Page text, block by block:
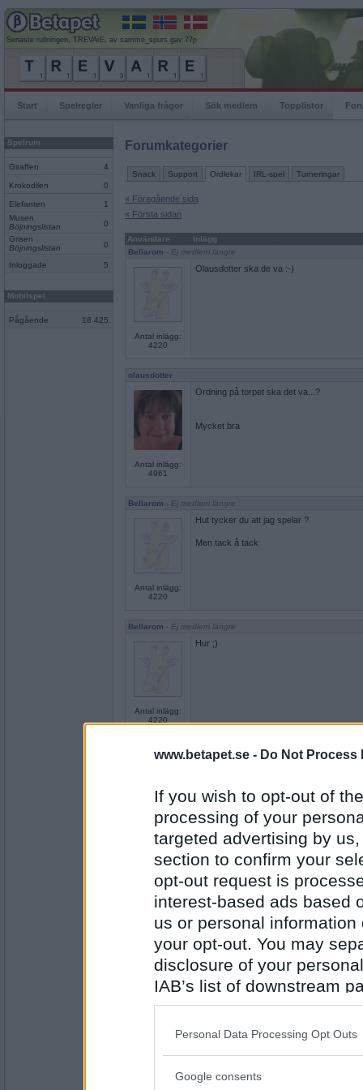
www.betapet.se - Do Not Process
If you wish to opt-out of
processing of your
targeted advertising by
section to confirm your
opt-out request is
interest-based ads based
us or personal
your opt-out. You may
disclosure of your
IAB’s list of downstream
also be disclosed by us
Downstream Participants
Please note that this
Personal Data Processing Opt Outs
Google consents
Senaste rullningen, TREVArE, av samme_spurs gav 77p
Start Spelregler Vanliga frågor Sök medlem Topplistor
Spelrum
Giraffen 4
Krokodilen 0
Elefanten
1
Musen
Böjningslistan
0
Grisen
Böjningslistan
0
Inloggade 5
Mobilspel
Pågående 18 425
Forumkategorier
Snack Support Ordlekar IRL-spel Turneringar
« Föregående sida
« Första sidan
Användare
Inlägg
Bellarom - Ej medlem längre
Antal inlägg:
4220
Olausdotter ska de va :-)
olausdotter
Antal inlägg:
4961
Ordning på torpet ska det va...?
Mycket bra
Bellarom - Ej medlem längre
Antal inlägg:
4220
Hut tycker du att jag spelar ?
Men tack å tack
Bellarom - Ej medlem längre
Antal inlägg:
4220
Hur ;)
Antal inlägg:
Det är min hemlighet
lithiumina
Antal inlägg: 476
Hur gjorde du för att få en dejt med pogu..?
Behöver bara en knuff i rätt riktning.
En hård knuff antagligen